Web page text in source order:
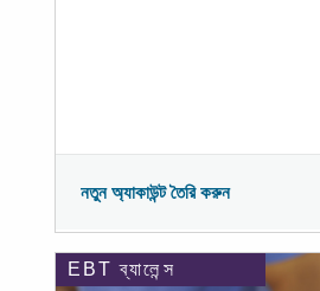
নতুন অ্যাকাউন্ট তৈরি করুন
EBT ব্যালেন্স